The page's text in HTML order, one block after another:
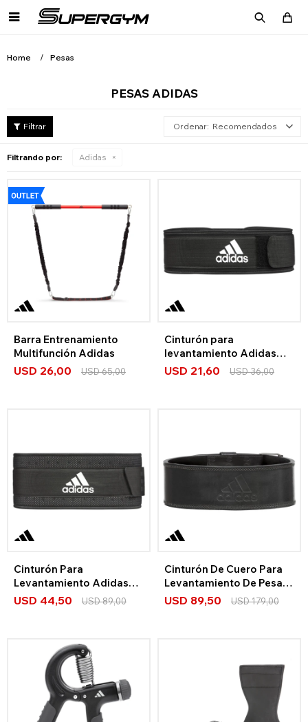

Home Pesas
PESAS ADIDAS
Recomendados
Filtrando por: Adidas
Barra Entrenamiento
Multifunción Adidas
USD 26,00 USD65,00
Cinturón para
levantamiento Adidas
Essential
USD 21,60 USD36,00
Cinturón Para
Levantamiento Adidas
Performance
USD 44,50 USD89,00
Cinturón De Cuero Para
Levantamiento De Pesas
Adidas
USD 89,50 USD179,00